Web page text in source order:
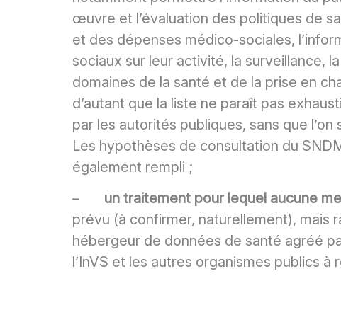
œuvre et l’évaluation des politiques de
et des dépenses médico-sociales,
sociaux sur leur activité, la surveillance,
domaines de la santé et de la prise en
d’autant que la liste ne paraît pas
par les autorités publiques, sans que
Les hypothèses de consultation du
également rempli ;
– un traitement pour lequel aucune
prévu (à confirmer, naturellement), mais
hébergeur de données de santé agréé
l’InVS et les autres organismes publics